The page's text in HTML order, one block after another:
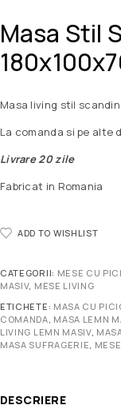
Masa Stil
Masa living stil
La comanda si pe alte
Livrare 20 zile
Fabricat in Romania
ADD TO WISHLIST
CATEGORII: MESE CU
MASIV, MESE LIVING
ETICHETE: MASA CU
COMANDA, MASA LEMN
LIVING LEMN MASIV,
MASA SUFRAGERIE,
DESCRIERE